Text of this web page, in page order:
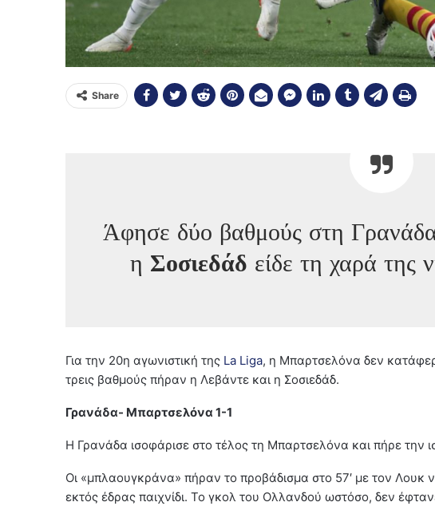
Share
Άφησε δύο βαθμούς στη
η Σοσιεδάδ είδε τη χαρά της
Για την 20η αγωνιστική της La Liga, η Μπαρτσελόνα δεν
τρεις βαθμούς πήραν η Λεβάντε και η Σοσιεδάδ.
Γρανάδα- Μπαρτσελόνα 1-1
Η Γρανάδα ισοφάρισε στο τέλος τη Μπαρτσελόνα και πήρε την
Οι «μπλαουγκράνα» πήραν το προβάδισμα στο 57′ με τον Λουκ
εκτός έδρας παιχνίδι. Το γκολ του Ολλανδού ωστόσο, δεν